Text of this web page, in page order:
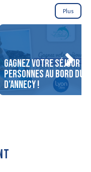
Plus
Gagnez votre séjour
personnes au bord du
d’Annecy !